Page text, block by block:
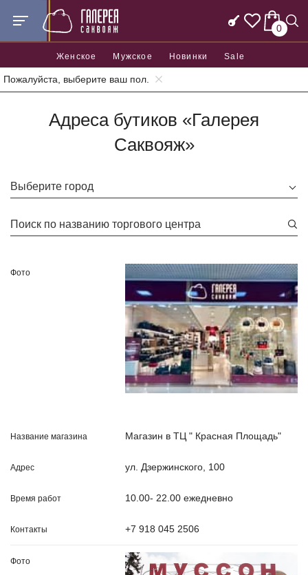
0
Женское Мужское Новинки Sale
Пожалуйста, выберите ваш пол.
Главная Адреса бутиков "Галерея Саквояж"
Адреса бутиков «Галерея
Саквояж»
Выберите город
Магазин в ТЦ " Красная Площадь"
ул. Дзержинского, 100
10.00- 22.00 ежедневно
+7 918 045 2506